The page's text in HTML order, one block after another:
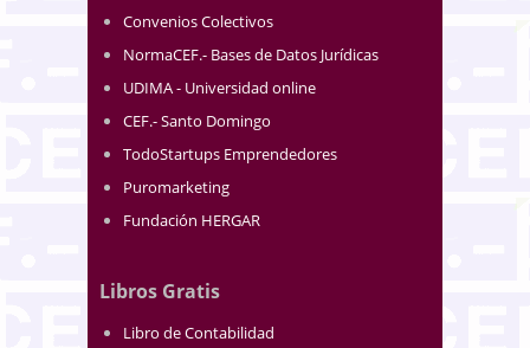
Convenios Colectivos
NormaCEF.- Bases de Datos Jurídicas
UDIMA - Universidad online
CEF.- Santo Domingo
TodoStartups Emprendedores
Puromarketing
Fundación HERGAR
Libros Gratis
Libro de Contabilidad